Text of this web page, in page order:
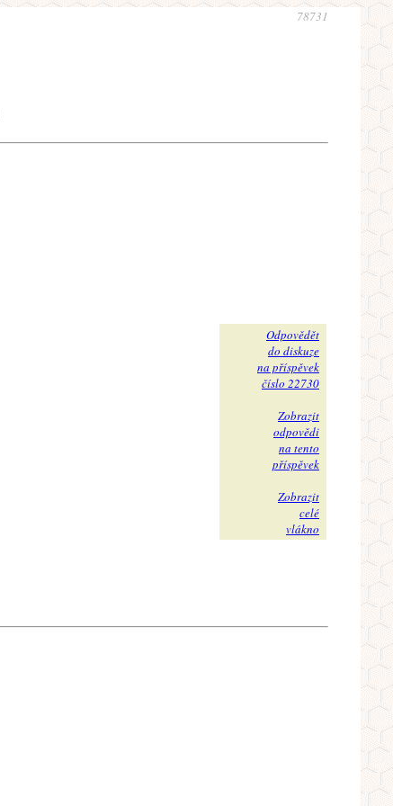
78731
Odpovědět
do diskuze
na příspěvek
číslo 22730
Zobrazit
odpovědi
na tento
příspěvek
Zobrazit
celé
vlákno